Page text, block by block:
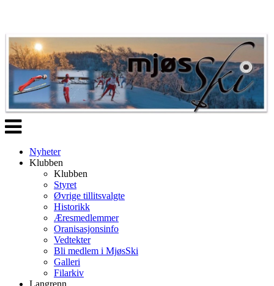
Veksle
navigasjon
Nyheter
Klubben
Klubben
Styret
Øvrige tillitsvalgte
Historikk
Æresmedlemmer
Oranisasjonsinfo
Vedtekter
Bli medlem i MjøsSki
Galleri
Filarkiv
Langrenn